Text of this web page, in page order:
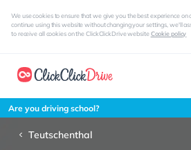
We use cookies to ensure that we give you the best experience on
continue using this website without changing your settings, we'll
to receive all cookies on the ClickClickDrive websiteCookie policy
Are you driving school?
Teutschenthal